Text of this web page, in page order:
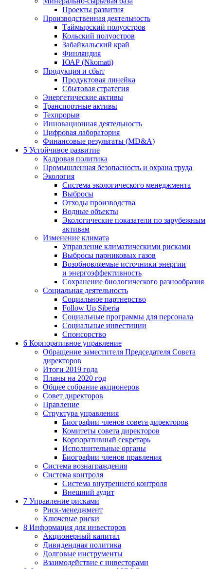
Проекты развития
Производственная деятельность
Таймырский полуостров
Кольский полуостров
Забайкальский край
Финляндия
ЮАР (Nkomati)
Продукция и сбыт
Продуктовая линейка
Сбытовая стратегия
Энергетические активы
Транспортные активы
Техпрорыв
Инновационная деятельность
Цифровая лаборатория
Финансовые результаты (MD&A)
5 Устойчивое развитие
Кадровая политика
Промышленная безопасность и охрана труда
Экология
Система экологического менеджмента
Выбросы
Отходы производства
Водные объекты
Экологические показатели по зарубежным
активам
Изменение климата
Управление климатическими рисками
Выбросы парниковых газов
Возобновляемые источники энергии
и энергоэффективность
Сохранение биологического разнообразия
Социальная деятельность
Социальное партнерство
Follow Up Siberia
Социальные программы для персонала
Социальные инвестиции
Спонсорство
6 Корпоративное управление
Обращение заместителя Председателя Совета
директоров
Итоги 2019 года
Планы на 2020 год
Общее собрание акционеров
Совет директоров
Правление
Структура управления
Биографии членов совета директоров
Комитеты совета директоров
Корпоративный секретарь
Исполнительные органы
Биографии членов правления
Система вознаграждения
Система контроля
Система внутреннего контроля
Внешний аудит
7 Управление рисками
Риск-менеджмент
Ключевые риски
8 Информация для инвесторов
Акционерный капитал
Дивидендная политика
Долговые инструменты
Взаимодействие с инвеcторами